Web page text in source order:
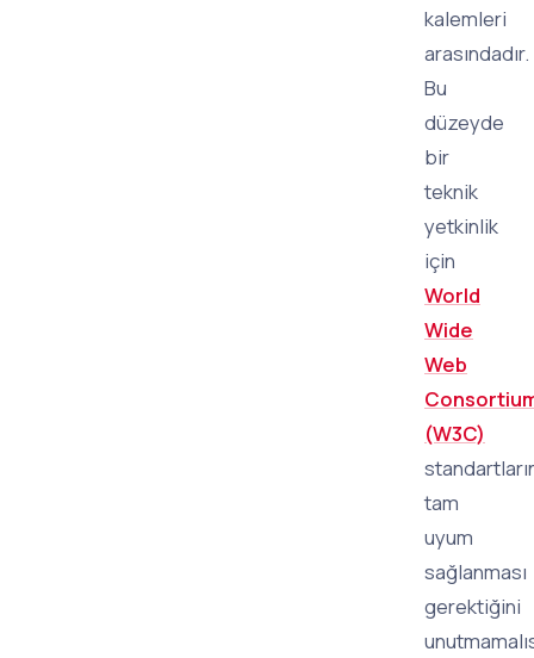
kalemleri
arasındadır.
Bu
düzeyde
bir
teknik
yetkinlik
için
World
Wide
Web
(W3C)
tam
uyum
sağlanması
gerektiğini